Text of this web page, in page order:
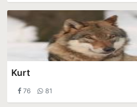
Kurt
76 81